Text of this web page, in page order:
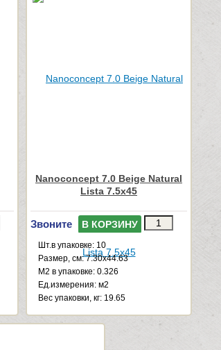
Nanoconcept 7.0 Beige Natural
Lista 7.5x45
Звоните В КОРЗИНУ
Шт.в упаковке: 10
Размер, см: 7.30x44.63
М2 в упаковке: 0.326
Ед.измерения: м2
Веc упаковки, кг: 19.65